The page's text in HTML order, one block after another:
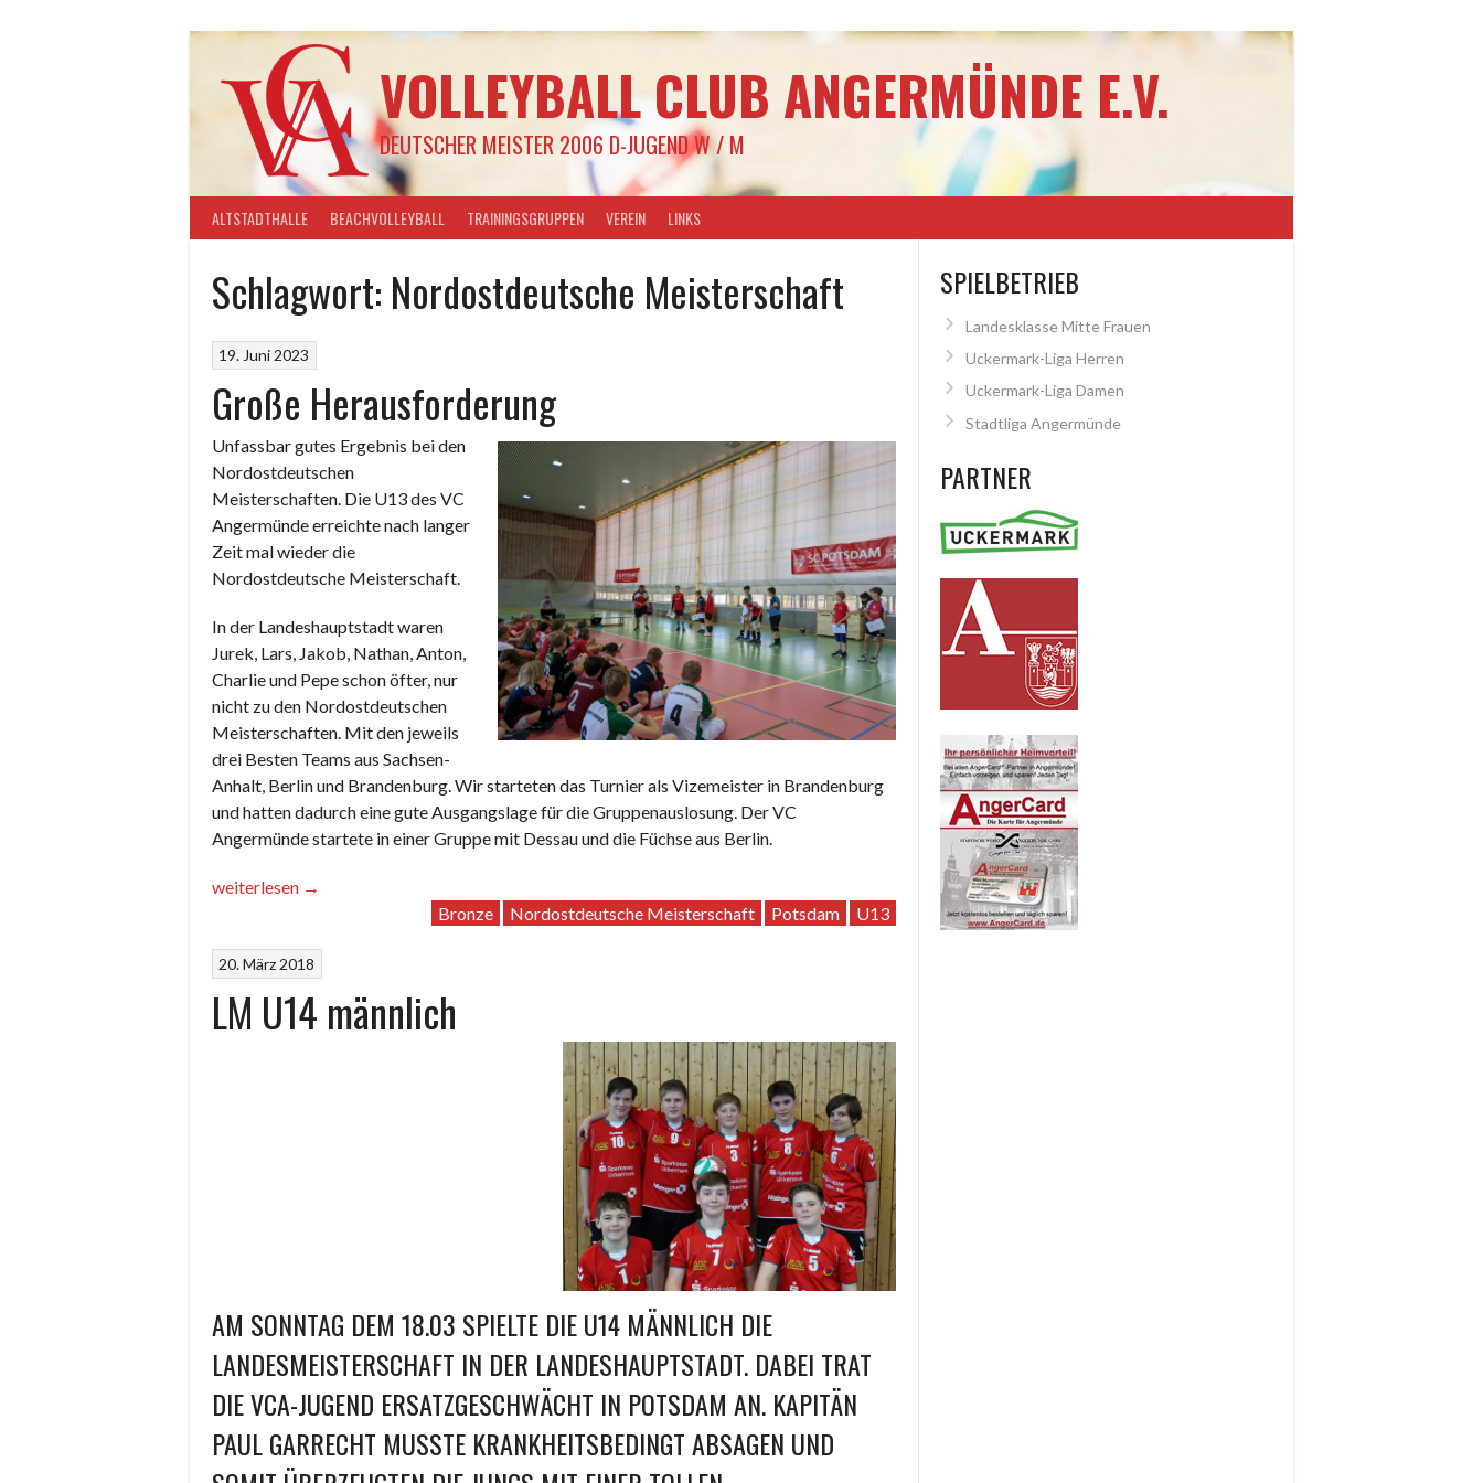
VOLLEYBALL CLUB ANGERMÜNDE E.V.
DEUTSCHER MEISTER 2006 D-JUGEND W / M
ALTSTADTHALLE BEACHVOLLEYBALL TRAININGSGRUPPEN VEREIN LINKS
Schlagwort: Nordostdeutsche Meisterschaft
19. Juni 2023
Große Herausforderung
Unfassbar gutes Ergebnis bei den
Nordostdeutschen
Meisterschaften. Die U13 des VC
Angermünde erreichte nach langer
Zeit mal wieder die
Nordostdeutsche Meisterschaft.
In der Landeshauptstadt waren
Jurek, Lars, Jakob, Nathan, Anton,
Charlie und Pepe schon öfter, nur
nicht zu den Nordostdeutschen
Meisterschaften. Mit den jeweils
drei Besten Teams aus Sachsen-
Anhalt, Berlin und Brandenburg. Wir starteten das Turnier als Vizemeister in Brandenburg
und hatten dadurch eine gute Ausgangslage für die Gruppenauslosung. Der VC
Angermünde startete in einer Gruppe mit Dessau und die Füchse aus Berlin.
„Große
weiterlesen →
Bronze
Nordostdeutsche Meisterschaft Potsdam U13
20. März 2018
LM U14 männlich
AM SONNTAG DEM 18.03 SPIELTE DIE U14 MÄNNLICH DIE
LANDESMEISTERSCHAFT IN DER LANDESHAUPTSTADT. DABEI TRAT
DIE VCA-JUGEND ERSATZGESCHWÄCHT IN POTSDAM AN. KAPITÄN
PAUL GARRECHT MUSSTE KRANKHEITSBEDINGT ABSAGEN UND
SPIELBETRIEB
Landesklasse Mitte Frauen
Uckermark-Liga Herren
Uckermark-Liga Damen
Stadtliga Angermünde
PARTNER